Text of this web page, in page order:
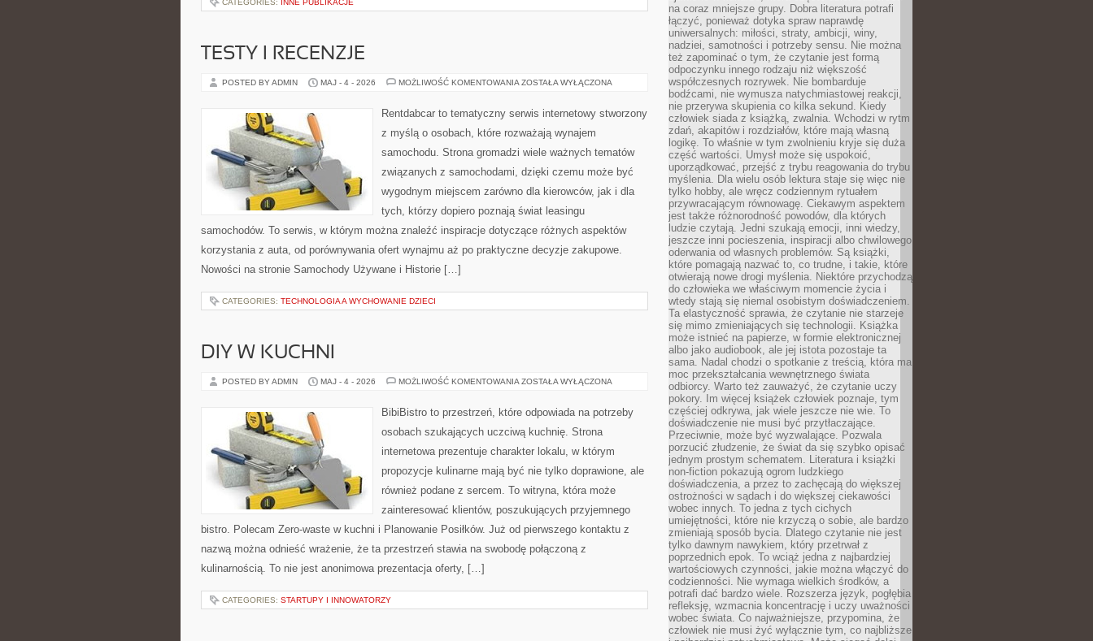
CATEGORIES: INNE PUBLIKACJE
TESTY I RECENZJE
POSTED BY ADMIN MAJ - 4 - 2026 MOŻLIWOŚĆ KOMENTOWANIA TESTY
ZOSTAŁA WYŁĄCZONA
Rentdabcar to tematyczny serwis internetowy stworzony
z myślą o osobach, które rozważają wynajem
samochodu. Strona gromadzi wiele ważnych tematów
związanych z samochodami, dzięki czemu może być
wygodnym miejscem zarówno dla kierowców, jak i dla
tych, którzy dopiero poznają świat leasingu
samochodów. To serwis, w którym można znaleźć inspiracje dotyczące różnych aspektów
korzystania z auta, od porównywania ofert wynajmu aż po praktyczne decyzje zakupowe.
Nowości na stronie Samochody Używane i Historie […]
CATEGORIES: TECHNOLOGIA A WYCHOWANIE DZIECI
DIY W KUCHNI
POSTED BY ADMIN MAJ - 4 - 2026 MOŻLIWOŚĆ KOMENTOWANIA DIY
ZOSTAŁA WYŁĄCZONA
BibiBistro to przestrzeń, które odpowiada na potrzeby
osobach szukających uczciwą kuchnię. Strona
internetowa prezentuje charakter lokalu, w którym
propozycje kulinarne mają być nie tylko doprawione, ale
również podane z sercem. To witryna, która może
zainteresować klientów, poszukujących przyjemnego
bistro. Polecam Zero-waste w kuchni i Planowanie Posiłków. Już od pierwszego kontaktu z
nazwą można odnieść wrażenie, że ta przestrzeń stawia na swobodę połączoną z
kulinarnością. To nie jest anonimowa prezentacja oferty, […]
CATEGORIES: STARTUPY I INNOWATORZY
na coraz mniejsze grupy. Dobra literatura potrafi
łączyć, ponieważ dotyka spraw naprawdę
uniwersalnych: miłości, straty, ambicji, winy,
nadziei, samotności i potrzeby sensu. Nie można
też zapominać o tym, że czytanie jest formą
odpoczynku innego rodzaju niż większość
współczesnych rozrywek. Nie bombarduje
bodźcami, nie wymusza natychmiastowej reakcji,
nie przerywa skupienia co kilka sekund. Kiedy
człowiek siada z książką, zwalnia. Wchodzi w rytm
zdań, akapitów i rozdziałów, które mają własną
logikę. To właśnie w tym zwolnieniu kryje się duża
część wartości. Umysł może się uspokoić,
uporządkować, przejść z trybu reagowania do trybu
myślenia. Dla wielu osób lektura staje się więc nie
tylko hobby, ale wręcz codziennym rytuałem
przywracającym równowagę. Ciekawym aspektem
jest także różnorodność powodów, dla których
ludzie czytają. Jedni szukają emocji, inni wiedzy,
jeszcze inni pocieszenia, inspiracji albo chwilowego
oderwania od własnych problemów. Są książki,
które pomagają nazwać to, co trudne, i takie, które
otwierają nowe drogi myślenia. Niektóre przychodzą
do człowieka we właściwym momencie życia i
wtedy stają się niemal osobistym doświadczeniem.
Ta elastyczność sprawia, że czytanie nie starzeje
się mimo zmieniających się technologii. Książka
może istnieć na papierze, w formie elektronicznej
albo jako audiobook, ale jej istota pozostaje ta
sama. Nadal chodzi o spotkanie z treścią, która ma
moc przekształcania wewnętrznego świata
odbiorcy. Warto też zauważyć, że czytanie uczy
pokory. Im więcej książek człowiek poznaje, tym
częściej odkrywa, jak wiele jeszcze nie wie. To
doświadczenie nie musi być przytłaczające.
Przeciwnie, może być wyzwalające. Pozwala
porzucić złudzenie, że świat da się szybko opisać
jednym prostym schematem. Literatura i książki
non-fiction pokazują ogrom ludzkiego
doświadczenia, a przez to zachęcają do większej
ostrożności w sądach i do większej ciekawości
wobec innych. To jedna z tych cichych
umiejętności, które nie krzyczą o sobie, ale bardzo
zmieniają sposób bycia. Dlatego czytanie nie jest
tylko dawnym nawykiem, który przetrwał z
poprzednich epok. To wciąż jedna z najbardziej
wartościowych czynności, jakie można włączyć do
codzienności. Nie wymaga wielkich środków, a
potrafi dać bardzo wiele. Rozszerza język, pogłębia
refleksję, wzmacnia koncentrację i uczy uważności
wobec świata. Co najważniejsze, przypomina, że
człowiek nie musi żyć wyłącznie tym, co najbliższe